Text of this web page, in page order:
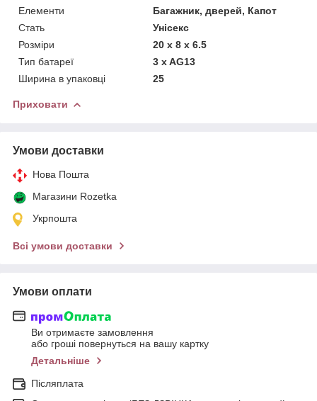
Елементи
Багажник, дверей, Капот
Стать
Унісекс
Розміри
20 х 8 х 6.5
Тип батареї
3 x AG13
Ширина в упаковці
25
Приховати
Умови доставки
Нова Пошта
Магазини Rozetka
Укрпошта
Всі умови доставки
Умови оплати
Ви отримаєте замовлення
або гроші повернуться на вашу картку
Детальніше
Післяплата